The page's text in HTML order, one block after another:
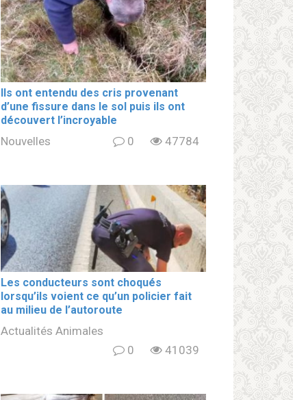
Ils ont entendu des cris provenant
d’une fissure dans le sol puis ils ont
découvert l’incroyable
Nouvelles 0 47784
Les conducteurs sont choqués
lorsqu’ils voient ce qu’un policier fait
au milieu de l’autoroute
Actualités Animales
0
41039